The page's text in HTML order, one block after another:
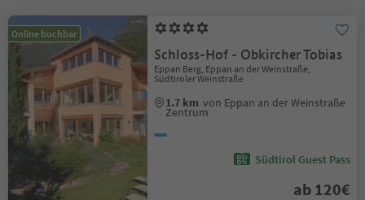
Online buchbar
Schloss-Hof - Obkircher Tobias
Eppan Berg, Eppan an der Weinstraße,
Südtiroler Weinstraße
1.7 km von Eppan an der Weinstraße
Zentrum
Südtirol Guest Pass
ab 120€